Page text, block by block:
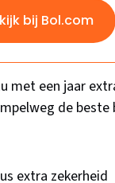
bij Bol.com
met een jaar
de
extra zekerheid